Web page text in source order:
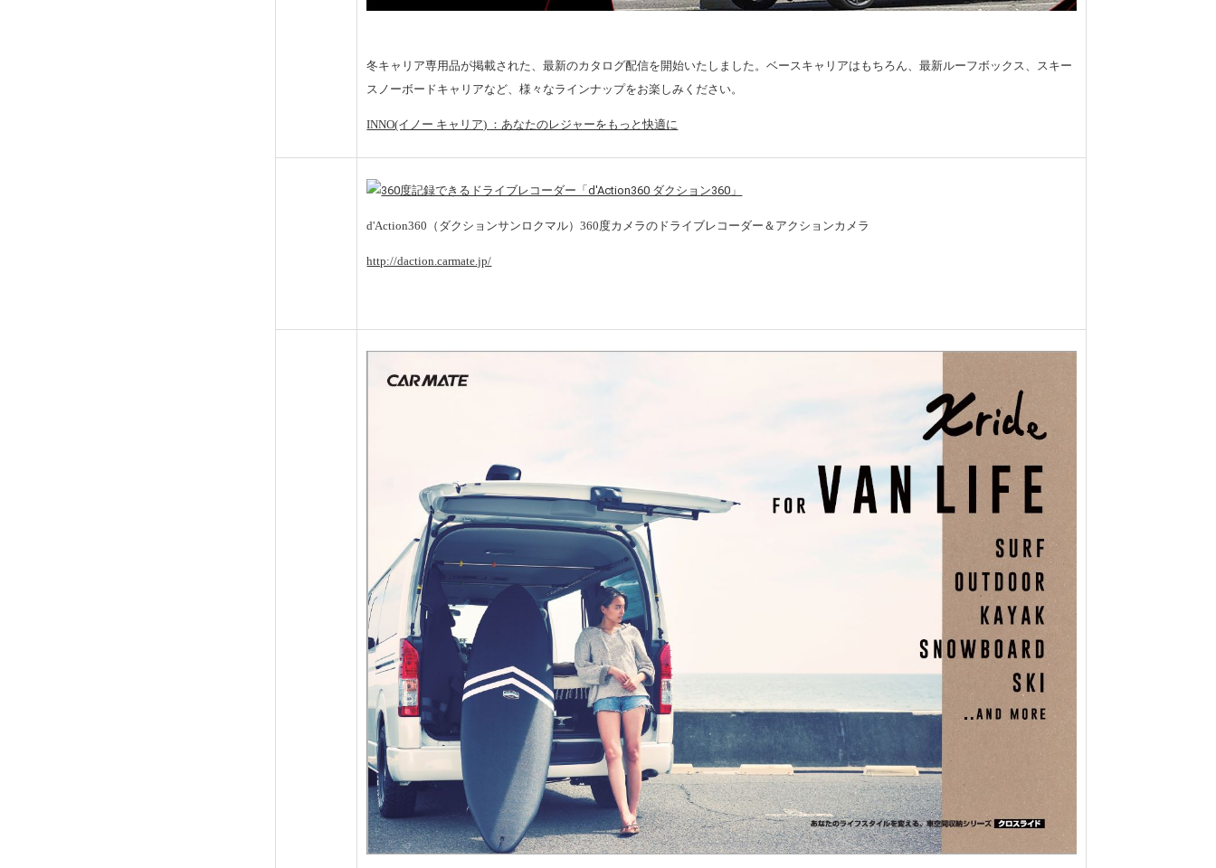
冬キャリア専用品が掲載された、最新のカタログ配信を開始いたしました。ベースキャリアはもちろん、最新ルーフボックス、スキー
スノーボードキャリアなど、様々なラインナップをお楽しみください。
INNO(イノー キャリア) ：あなたのレジャーをもっと快適に
d'Action360（ダクションサンロクマル）360度カメラのドライブレコーダー＆アクションカメラ
http://daction.carmate.jp/